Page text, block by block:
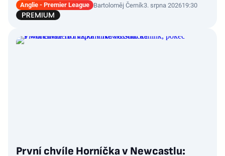
Anglie - Premier League Bartoloměj Černík3. srpna 202619:30
První chvíle Horníčka v Newcastlu: